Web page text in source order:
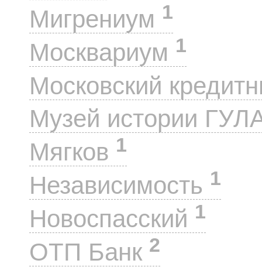
Мигрениум 1
Москвариум 1
Московский
Музей истории
Мягков 1
Независимость 1
Новоспасский 1
ОТП Банк 2